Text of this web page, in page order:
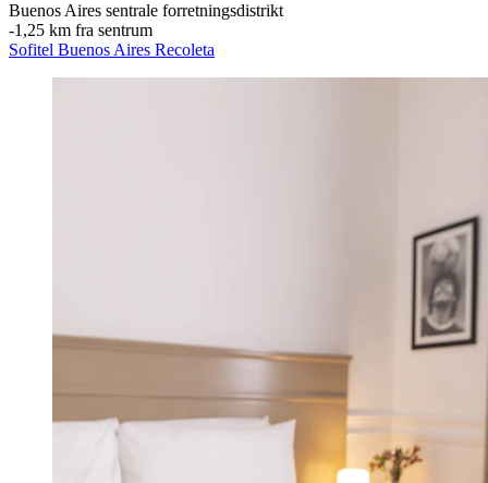
Buenos Aires sentrale forretningsdistrikt
‐1,25 km fra sentrum
Sofitel Buenos Aires Recoleta